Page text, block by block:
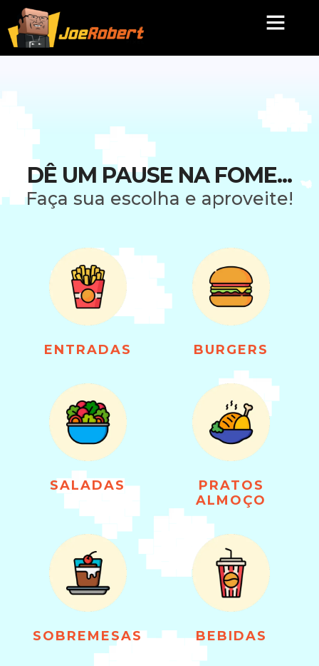
DÊ UM PAUSE NA FOME...
Faça sua escolha e aproveite!
ENTRADAS BURGERS
SALADAS
PRATOS
ALMOÇO
SOBREMESAS BEBIDAS